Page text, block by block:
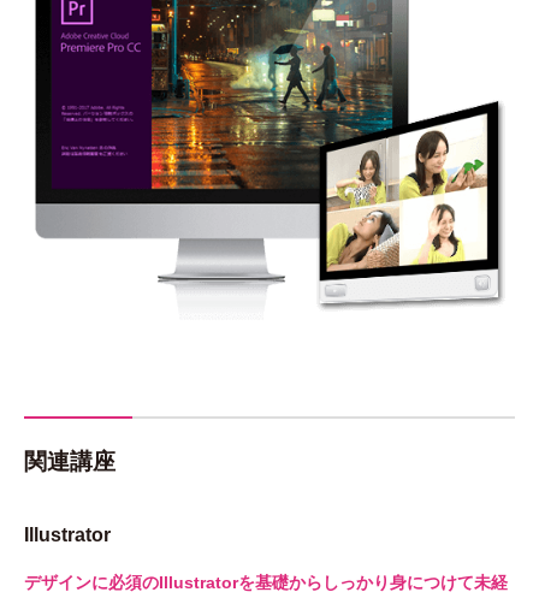
関連講座
Illustrator
デザインに必須のIllustratorを基礎からしっかり身につけて未経